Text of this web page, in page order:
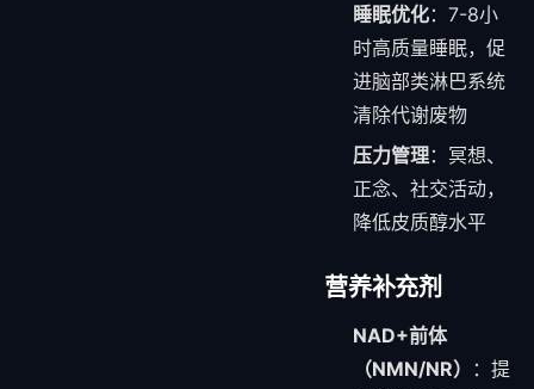
睡眠优化：7-8小
时高质量睡眠，促
进脑部类淋巴系统
清除代谢废物
压力管理：冥想、
正念、社交活动，
降低皮质醇水平
营养补充剂
NAD+前体
（NMN/NR）
：提